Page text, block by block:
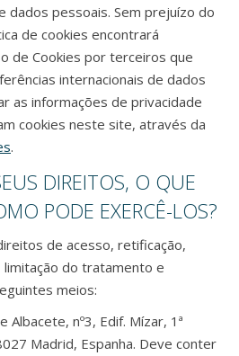
dados pessoais. Sem prejuízo do
de cookies encontrará
de Cookies por terceiros que
internacionais de dados
as informações de privacidade
cookies neste site, através da
.
DIREITOS, O QUE
PODE EXERCÊ-LOS?
de acesso, retificação,
do tratamento e
meios:
Albacete, nº3, Edif. Mízar, 1ª
Madrid, Espanha. Deve conter